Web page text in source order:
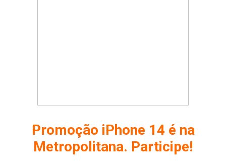
Promoção iPhone 14 é na
Metropolitana. Participe!